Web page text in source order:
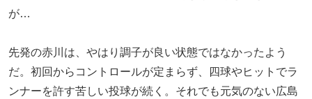
が…
先発の赤川は、やはり調子が良い状態ではなかったよう
だ。初回からコントロールが定まらず、四球やヒットでラ
ンナーを許す苦しい投球が続く。それでも元気のない広島